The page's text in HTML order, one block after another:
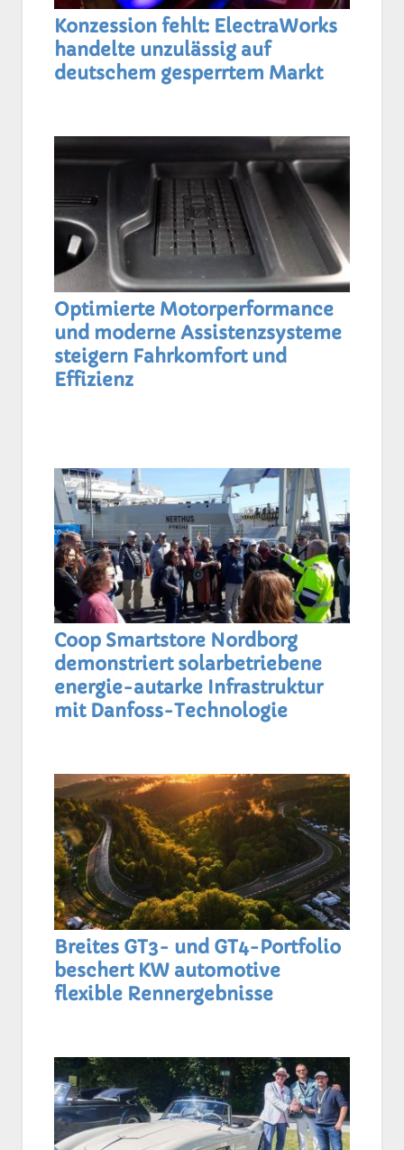
Konzession fehlt: ElectraWorks
handelte unzulässig auf
deutschem gesperrtem Markt
Optimierte Motorperformance
und moderne Assistenzsysteme
steigern Fahrkomfort und
Effizienz
Coop Smartstore Nordborg
demonstriert solarbetriebene
energie-autarke Infrastruktur
mit Danfoss-Technologie
Breites GT3- und GT4-Portfolio
beschert KW automotive
flexible Rennergebnisse